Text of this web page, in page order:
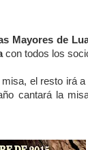
Mayores de
con todos los
el resto irá
cantará la